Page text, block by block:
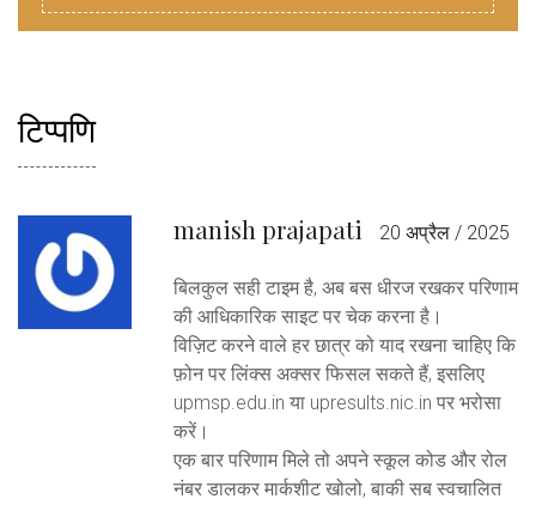
टिप्पणि
manish prajapati 20 अप्रैल / 2025
बिलकुल सही टाइम है, अब बस धीरज रखकर परिणाम
की आधिकारिक साइट पर चेक करना है।
विज़िट करने वाले हर छात्र को याद रखना चाहिए कि
फ़ोन पर लिंक्स अक्सर फिसल सकते हैं, इसलिए
upmsp.edu.in या upresults.nic.in पर भरोसा
करें।
एक बार परिणाम मिले तो अपने स्कूल कोड और रोल
नंबर डालकर मार्कशीट खोलो, बाकी सब स्वचालित